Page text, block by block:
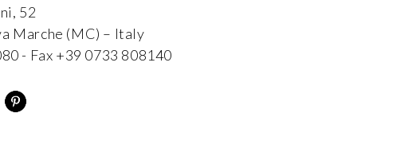
52
Marche (MC) – Italy
- Fax +39 0733 808140